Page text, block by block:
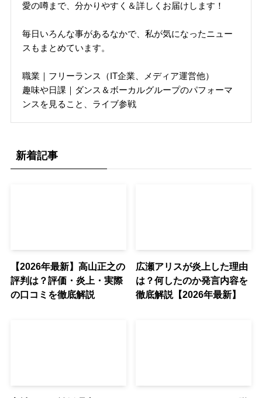
愛の噂まで、分かりやすく＆詳しくお届けします！
毎日いろんな事があるなかで、私が気になったニュー
スもまとめています。
職業｜フリーランス（IT企業、メディア運営他）
趣味や日課｜ダンス＆ボーカルグループのパフォーマ
ンスを見ること、ライブ参戦
新着記事
【2026年最新】高山正之の
評判は？評価・炎上・実際
の口コミを徹底解説
広瀬アリスが炎上した理由
は？何したのか発言内容を
徹底解説【2026年最新】